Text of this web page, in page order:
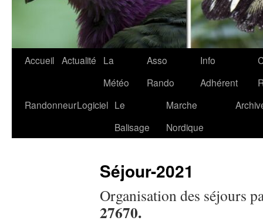
Accueil Actualité
La
Météo
Asso
Rando
Info
Adhérent
RandonneurLogiciel Le
Balisage
Marche
Nordique
Séjour-2021
Organisation des séjours
27670.